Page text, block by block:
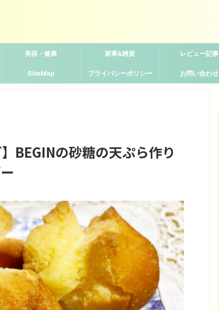
美容・健康 家事&雑貨 レビュー記事
SiteMap プライバシーポリシー お問い合わせ
BEGINの砂糖の天ぷら作り